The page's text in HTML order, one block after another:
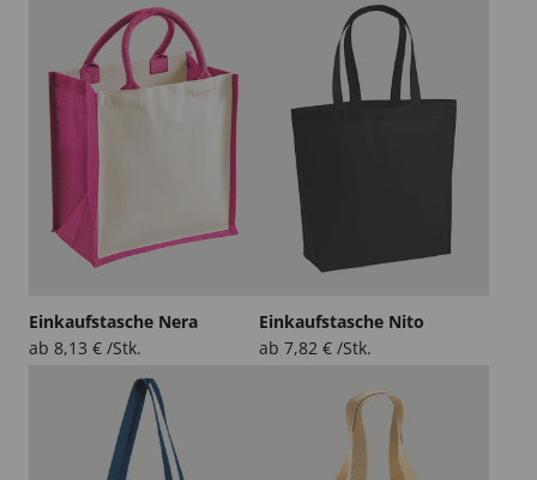
Einkaufstasche Nera
ab 8,13 € /Stk.
Einkaufstasche Nito
ab 7,82 € /Stk.